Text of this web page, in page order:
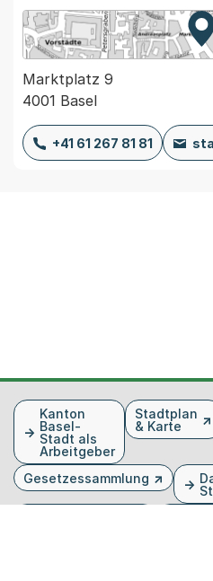
Marktplatz 9
4001 Basel
+41 61 267 81 81
FusszeileKanton
Basel-
Stadt als
Arbeitgeber
Stadtplan
& Karte
Gesetzessammlung